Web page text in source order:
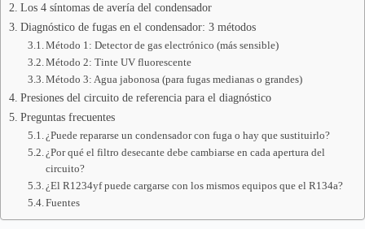
Los 4 síntomas de avería del condensador
Diagnóstico de fugas en el condensador: 3 métodos
Método 1: Detector de gas electrónico (más sensible)
Método 2: Tinte UV fluorescente
Método 3: Agua jabonosa (para fugas medianas o grandes)
Presiones del circuito de referencia para el diagnóstico
Preguntas frecuentes
¿Puede repararse un condensador con fuga o hay que sustituirlo?
¿Por qué el filtro desecante debe cambiarse en cada apertura del
circuito?
¿El R1234yf puede cargarse con los mismos equipos que el R134a?
Fuentes